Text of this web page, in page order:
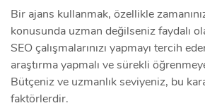
Bir ajans kullanmak, özellikle
konusunda uzman değilseniz faydalı
SEO çalışmalarınızı yapmayı tercih
araştırma yapmalı ve sürekli
Bütçeniz ve uzmanlık seviyeniz, bu
faktörlerdir.